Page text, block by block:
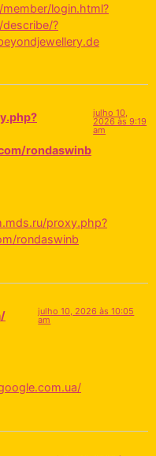
login.html?
?
rondaswinb
julho 10,
2026 às 9:19
am
proxy.php?
rondaswinb
julho 10, 2026 às 10:05
am